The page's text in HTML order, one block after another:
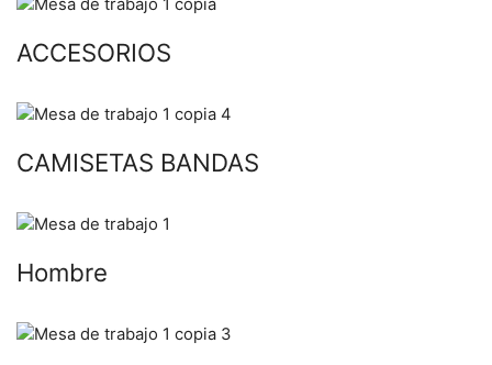
ACCESORIOS
CAMISETAS BANDAS
Hombre